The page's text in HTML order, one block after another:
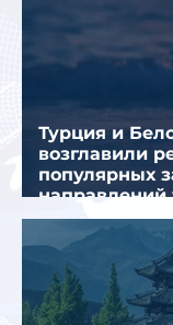
Турция и
возглавили
популярных
направлений
туристов